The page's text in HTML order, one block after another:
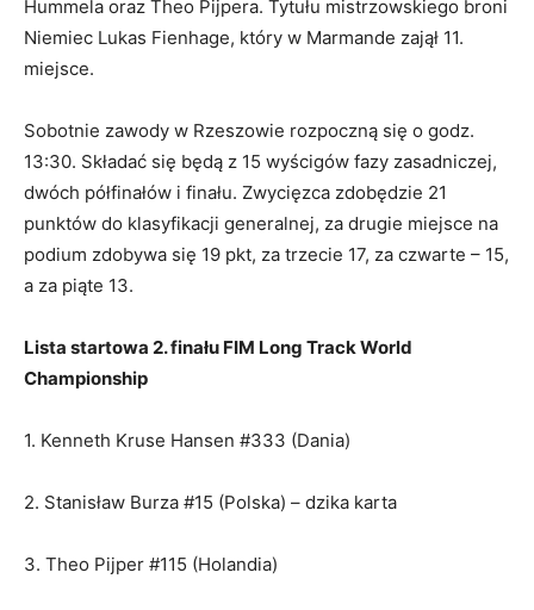
Hummela oraz Theo Pijpera. Tytułu mistrzowskiego broni
Niemiec Lukas Fienhage, który w Marmande zajął 11.
miejsce.
Sobotnie zawody w Rzeszowie rozpoczną się o godz.
13:30. Składać się będą z 15 wyścigów fazy zasadniczej,
dwóch półfinałów i finału. Zwycięzca zdobędzie 21
punktów do klasyfikacji generalnej, za drugie miejsce na
podium zdobywa się 19 pkt, za trzecie 17, za czwarte – 15,
a za piąte 13.
Lista startowa 2. finału FIM Long Track World
Championship
1. Kenneth Kruse Hansen #333 (Dania)
2. Stanisław Burza #15 (Polska) – dzika karta
3. Theo Pijper #115 (Holandia)